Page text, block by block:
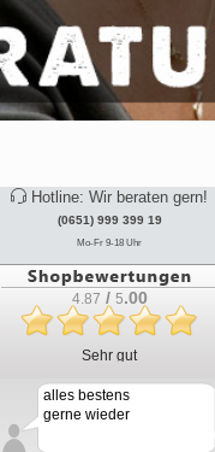
Hotline: Wir beraten gern!
(0651) 999 399 19
Mo-Fr 9-18 Uhr
4.87 / 5.00
Sehr gut
alles bestens
gerne wieder